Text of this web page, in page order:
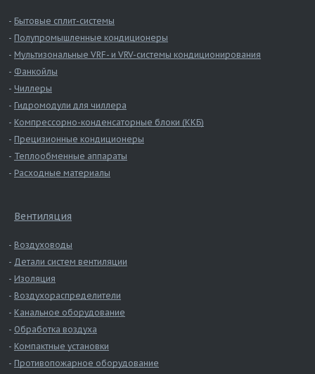
Бытовые сплит-системы
Полупромышленные кондиционеры
Мультизональные VRF- и VRV-системы кондиционирования
Фанкойлы
Чиллеры
Гидромодули для чиллера
Компрессорно-конденсаторные блоки (ККБ)
Прецизионные кондиционеры
Теплообменные аппараты
Расходные материалы
Вентиляция
Воздуховоды
Детали систем вентиляции
Изоляция
Воздухораспределители
Канальное оборудование
Обработка воздуха
Компактные установки
Противопожарное оборудование